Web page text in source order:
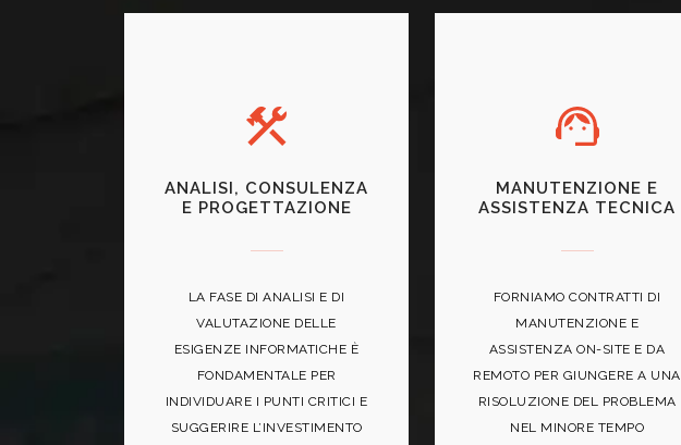
ANALISI, CONSULENZA
E PROGETTAZIONE
LA FASE DI ANALISI E DI
VALUTAZIONE DELLE
ESIGENZE INFORMATICHE È
FONDAMENTALE PER
INDIVIDUARE I PUNTI CRITICI E
SUGGERIRE L’INVESTIMENTO
MANUTENZIONE E
ASSISTENZA TECNICA
FORNIAMO CONTRATTI DI
MANUTENZIONE E
ASSISTENZA ON-SITE E DA
REMOTO PER GIUNGERE A UNA
RISOLUZIONE DEL PROBLEMA
NEL MINORE TEMPO